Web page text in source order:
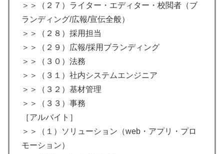
＞＞（２７）ライター・エディター・校閲者（ブ
ランディング/広報/宣伝全般）
＞＞（２８）採用担当
＞＞（２９）広報/採用ブランディング
＞＞（３０）法務
＞＞（３１）社内システムエンジニア
＞＞（３２）基材管理
＞＞（３３）事務
［アルバイト］
＞＞（１）ソリューション（web・アプリ・プロ
モーション）